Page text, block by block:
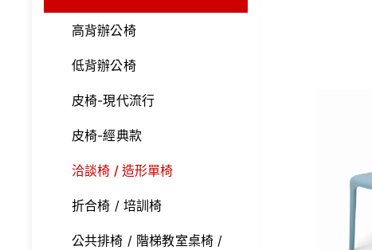
高背辦公椅
低背辦公椅
皮椅-現代流行
皮椅-經典款
洽談椅 / 造形單椅
折合椅 / 培訓椅
公共排椅 / 階梯教室桌椅 /